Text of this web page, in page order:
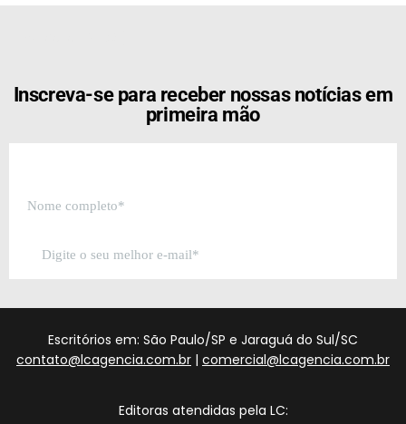
Inscreva-se para receber nossas notícias em
primeira mão
Escritórios em: São Paulo/SP e Jaraguá do Sul/SC
contato@lcagencia.com.br | comercial@lcagencia.com.br
Editoras atendidas pela LC: